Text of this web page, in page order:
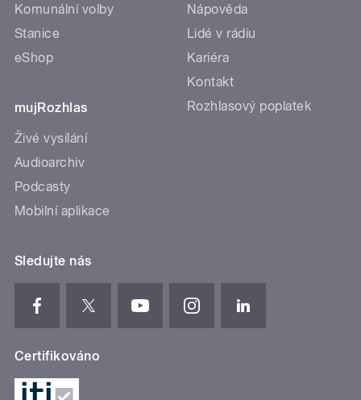
Komunální volby
Stanice
eShop
mujRozhlas
Živé vysílání
Audioarchiv
Podcasty
Mobilní aplikace
Nápověda
Lidé v rádiu
Kariéra
Kontakt
Rozhlasový poplatek
Sledujte nás
Certifikováno